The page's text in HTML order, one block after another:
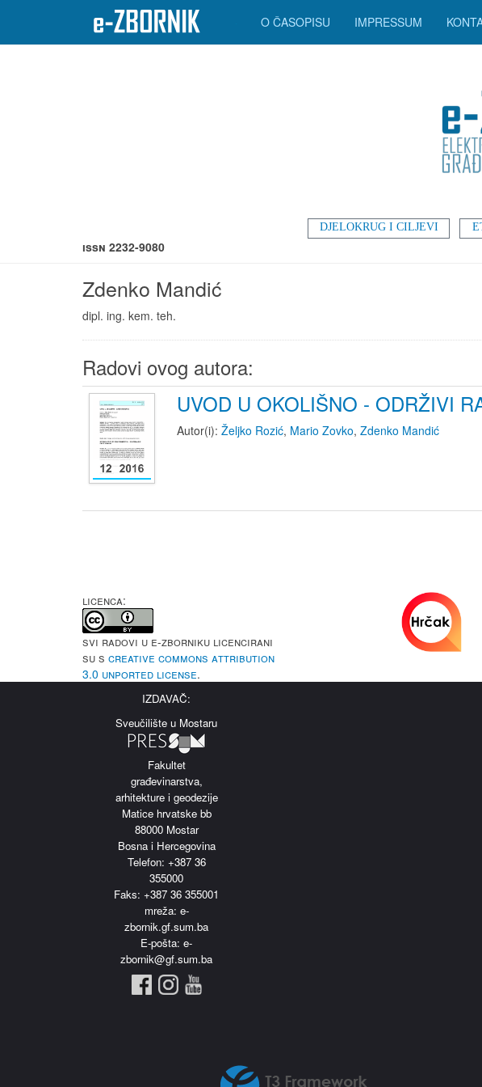
DJELOKRUG I CILJEVI
O ČASOPISU IMPRESSUM
ISSN 2232-9080
Zdenko Mandić
dipl. ing. kem. teh.
Radovi ovog autora:
UVOD U OKOLIŠNO - ODRŽIVI
Autor(i): Željko Rozić, Mario Zovko, Zdenko Mandić
LICENCA:
Svi radovi u e-Zborniku licencirani
su s Creative Commons Attribution
3.0 Unported License.
IZDAVAČ:
Sveučilište u Mostaru
Fakultet
građevinarstva,
arhitekture i geodezije
Matice hrvatske bb
88000 Mostar
Bosna i Hercegovina
Telefon: +387 36
355000
Faks: +387 36 355001
mreža: e-
zbornik.gf.sum.ba
E-pošta: e-
zbornik@gf.sum.ba